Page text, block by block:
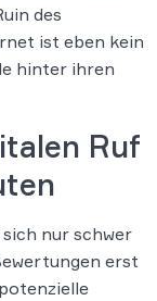
des
ist eben kein
hinter ihren
Ruf
nur schwer
erst